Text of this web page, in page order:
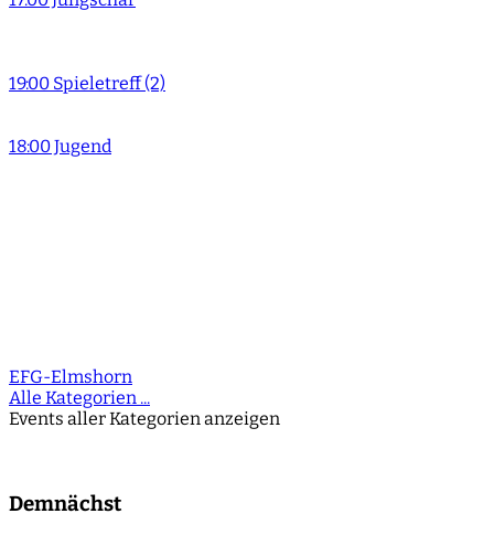
19:00 Spieletreff (2)
18:00 Jugend
EFG-Elmshorn
Alle Kategorien ...
Events aller Kategorien anzeigen
Demnächst